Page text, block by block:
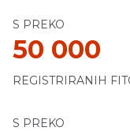
S PREKO
50 000
REGISTRIRANIH
S PREKO